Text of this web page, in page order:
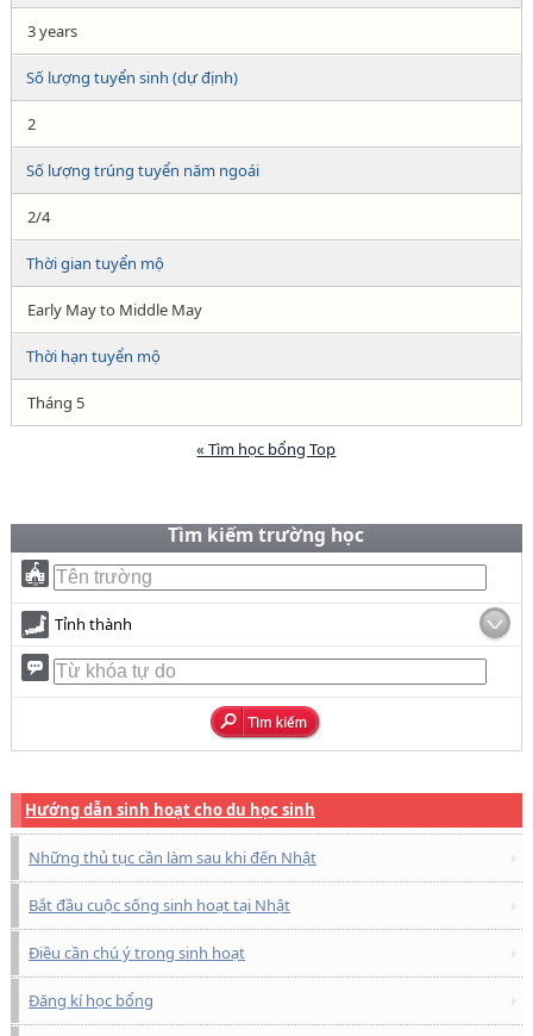
3 years
Số lượng tuyển sinh (dự định)
2
Số lượng trúng tuyển năm ngoái
2/4
Thời gian tuyển mộ
Early May to Middle May
Thời hạn tuyển mộ
Tháng 5
« Tìm học bổng Top
Tìm kiếm trường học
Tỉnh thành
Hướng dẫn sinh hoạt cho du học sinh
Những thủ tục cần làm sau khi đến Nhật
Bắt đầu cuộc sống sinh hoạt tại Nhật
Điều cần chú ý trong sinh hoạt
Đăng kí học bổng